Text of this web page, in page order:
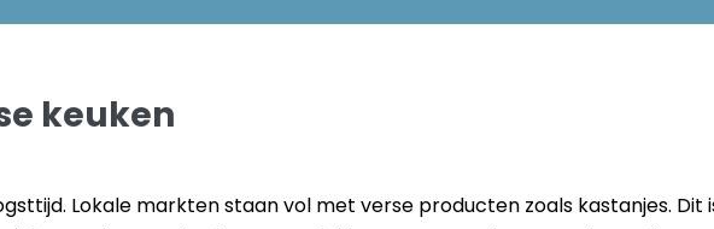
keuken
Lokale markten staan vol met verse producten zoals kastanjes. Dit